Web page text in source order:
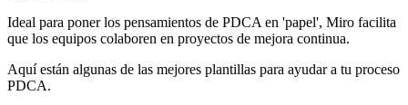
Ideal para poner los pensamientos de PDCA en 'papel', Miro facilita
que los equipos colaboren en proyectos de mejora continua.
Aquí están algunas de las mejores plantillas para ayudar a tu proceso
PDCA.